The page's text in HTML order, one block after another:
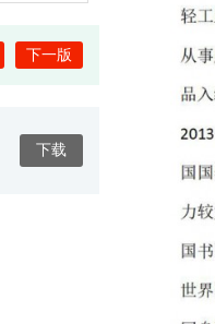
下一版
下载